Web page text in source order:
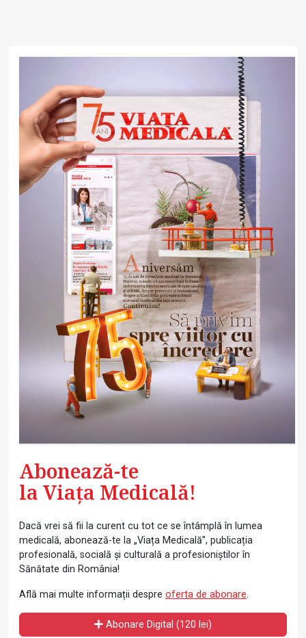
Abonează-te
la Viața Medicală!
Dacă vrei să fii la curent cu tot ce se întâmplă în lumea
medicală, abonează-te la „Viața Medicală”, publicația
profesională, socială și culturală a profesioniștilor în
Sănătate din România!
Află mai multe informații despre oferta de abonare.
Abonare Digital (120 lei)